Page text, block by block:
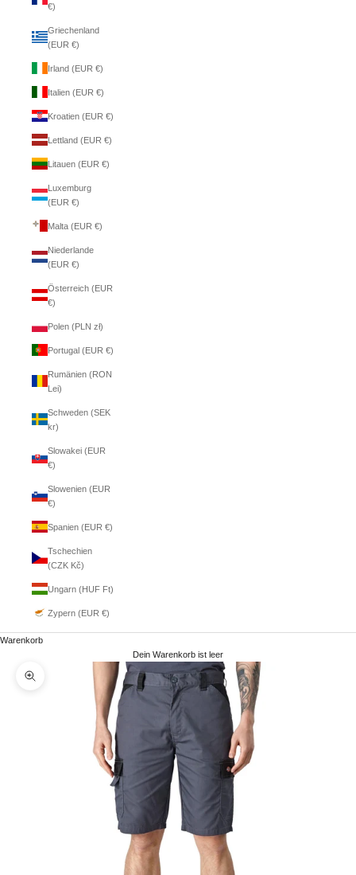
€)
Griechenland
(EUR €)
Irland (EUR €)
Italien (EUR €)
Kroatien (EUR €)
Lettland (EUR €)
Litauen (EUR €)
Luxemburg
(EUR €)
Malta (EUR €)
Niederlande
(EUR €)
Österreich (EUR
€)
Polen (PLN zł)
Portugal (EUR €)
Rumänien (RON
Lei)
Schweden (SEK
kr)
Slowakei (EUR
€)
Slowenien (EUR
€)
Spanien (EUR €)
Tschechien
(CZK Kč)
Ungarn (HUF Ft)
Zypern (EUR €)
Warenkorb
Dein Warenkorb ist leer
Bild vergrößern